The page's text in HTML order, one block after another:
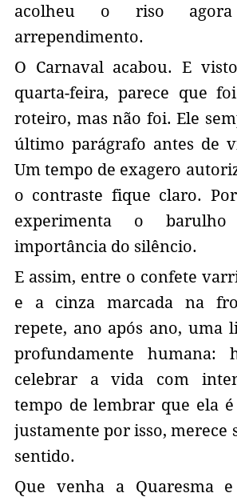
acolheu o riso
arrependimento.
O Carnaval acabou. E
quarta-feira, parece que
roteiro, mas não foi. Ele
último parágrafo antes de
Um tempo de exagero
o contraste fique claro.
experimenta o
importância do silêncio.
E assim, entre o confete
e a cinza marcada na
repete, ano após ano, uma
profundamente humana:
celebrar a vida com
tempo de lembrar que ela
justamente por isso, merece
sentido.
Que venha a Quaresma